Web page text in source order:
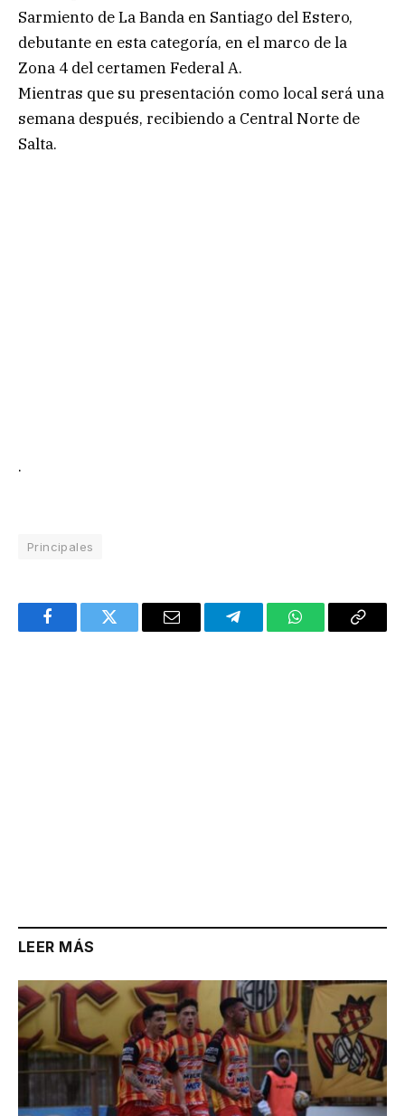
Sarmiento de La Banda en Santiago del Estero,
debutante en esta categoría, en el marco de la
Zona 4 del certamen Federal A.
Mientras que su presentación como local será una
semana después, recibiendo a Central Norte de
Salta.
.
Principales
FacebookTwitter Email TelegramWhatsAppCopy
LEER MÁS